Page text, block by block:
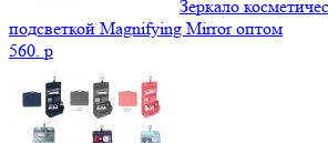
Зеркало
подсветкой Magnifying Mirror оптом
560. p